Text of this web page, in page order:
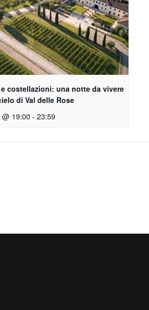
costellazioni: una notte da vivere
di Val delle Rose
19:00 - 23:59